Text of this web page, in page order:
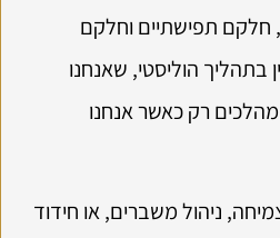
חלקם תפישתיים וחלקם
בתהליך הוליסטי, שאנחנו
רק כאשר אנחנו
ניהול משברים, או חידוד